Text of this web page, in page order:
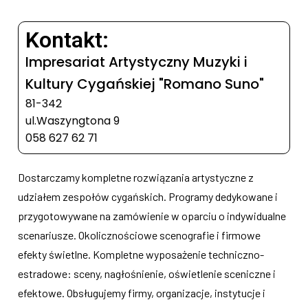
Kontakt:
Impresariat Artystyczny Muzyki i
Kultury Cygańskiej "Romano Suno"
81-342
ul.Waszyngtona 9
058 627 62 71
Dostarczamy kompletne rozwiązania artystyczne z
udziałem zespołów cygańskich. Programy dedykowane i
przygotowywane na zamówienie w oparciu o indywidualne
scenariusze. Okolicznościowe scenografie i firmowe
efekty świetlne. Kompletne wyposażenie techniczno-
estradowe: sceny, nagłośnienie, oświetlenie sceniczne i
efektowe. Obsługujemy firmy, organizacje, instytucje i